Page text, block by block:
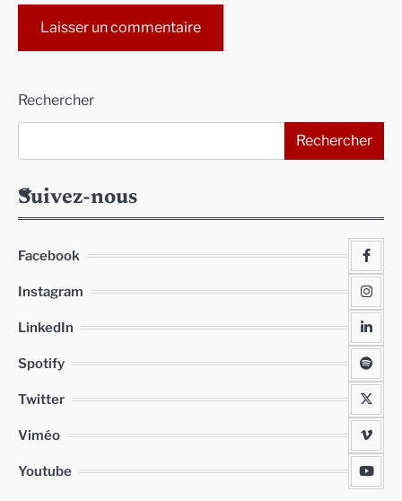
Rechercher
Rechercher
Suivez-nous
Facebook
Instagram
LinkedIn
Spotify
Twitter
Viméo
Youtube